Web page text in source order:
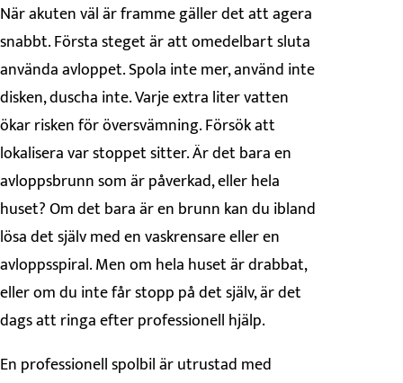
När akuten väl är framme gäller det att agera
snabbt. Första steget är att omedelbart sluta
använda avloppet. Spola inte mer, använd inte
disken, duscha inte. Varje extra liter vatten
ökar risken för översvämning. Försök att
lokalisera var stoppet sitter. Är det bara en
avloppsbrunn som är påverkad, eller hela
huset? Om det bara är en brunn kan du ibland
lösa det själv med en vaskrensare eller en
avloppsspiral. Men om hela huset är drabbat,
eller om du inte får stopp på det själv, är det
dags att ringa efter professionell hjälp.
En professionell spolbil är utrustad med